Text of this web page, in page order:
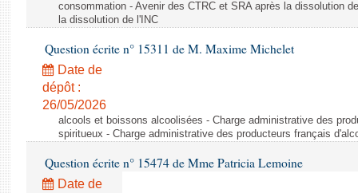
consommation - Avenir des CTRC et SRA après la dissolution
la dissolution de l'INC
Question écrite n° 15311 de M. Maxime Michelet
Date de
dépôt :
26/05/2026
alcools et boissons alcoolisées - Charge administrative des
spiritueux - Charge administrative des producteurs français
Question écrite n° 15474 de Mme Patricia Lemoine
Date de